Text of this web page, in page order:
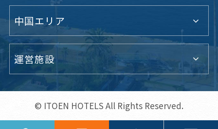
中国エリア
運営施設
© ITOEN HOTELS All Rights Reserved.